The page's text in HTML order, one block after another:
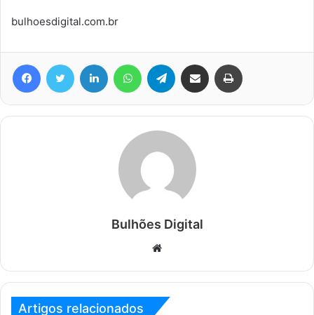
bulhoesdigital.com.br
FacebookTwitter Linkedin WhatsAppTelegram Compartilhar via e-mail
Bulhões Digital
Website
Artigos relacionados